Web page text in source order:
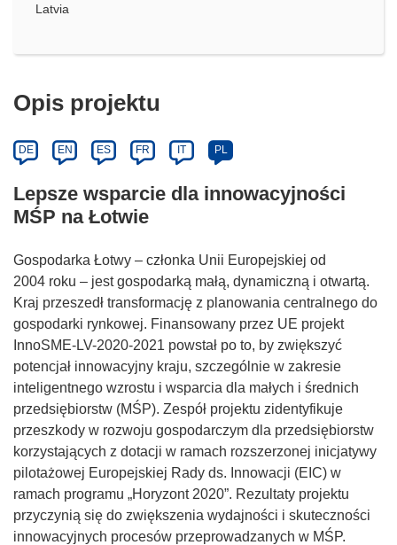
Latvia
Opis projektu
DE EN ES FR IT PL
Lepsze wsparcie dla innowacyjności
MŚP na Łotwie
Gospodarka Łotwy – członka Unii Europejskiej od
2004 roku – jest gospodarką małą, dynamiczną i otwartą.
Kraj przeszedł transformację z planowania centralnego do
gospodarki rynkowej. Finansowany przez UE projekt
InnoSME-LV-2020-2021 powstał po to, by zwiększyć
potencjał innowacyjny kraju, szczególnie w zakresie
inteligentnego wzrostu i wsparcia dla małych i średnich
przedsiębiorstw (MŚP). Zespół projektu zidentyfikuje
przeszkody w rozwoju gospodarczym dla przedsiębiorstw
korzystających z dotacji w ramach rozszerzonej inicjatywy
pilotażowej Europejskiej Rady ds. Innowacji (EIC) w
ramach programu „Horyzont 2020”. Rezultaty projektu
przyczynią się do zwiększenia wydajności i skuteczności
innowacyjnych procesów przeprowadzanych w MŚP.